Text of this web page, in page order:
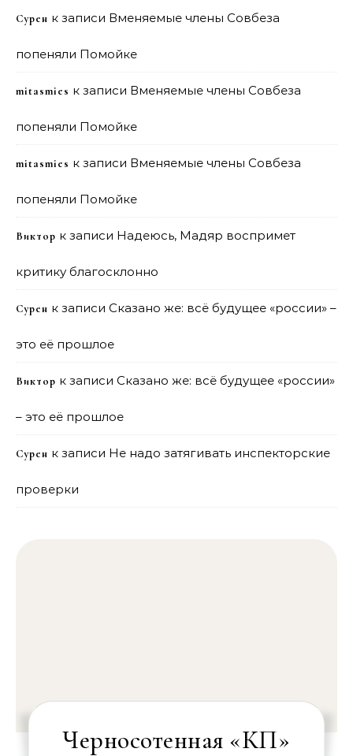
Сурен к записи Вменяемые члены Совбеза
попеняли Помойке
mitasmies к записи Вменяемые члены Совбеза
попеняли Помойке
mitasmies к записи Вменяемые члены Совбеза
попеняли Помойке
Виктор к записи Надеюсь, Мадяр воспримет
критику благосклонно
Сурен к записи Сказано же: всё будущее «россии» –
это её прошлое
Виктор к записи Сказано же: всё будущее «россии»
– это её прошлое
Сурен к записи Не надо затягивать инспекторские
проверки
Черносотенная «КП»